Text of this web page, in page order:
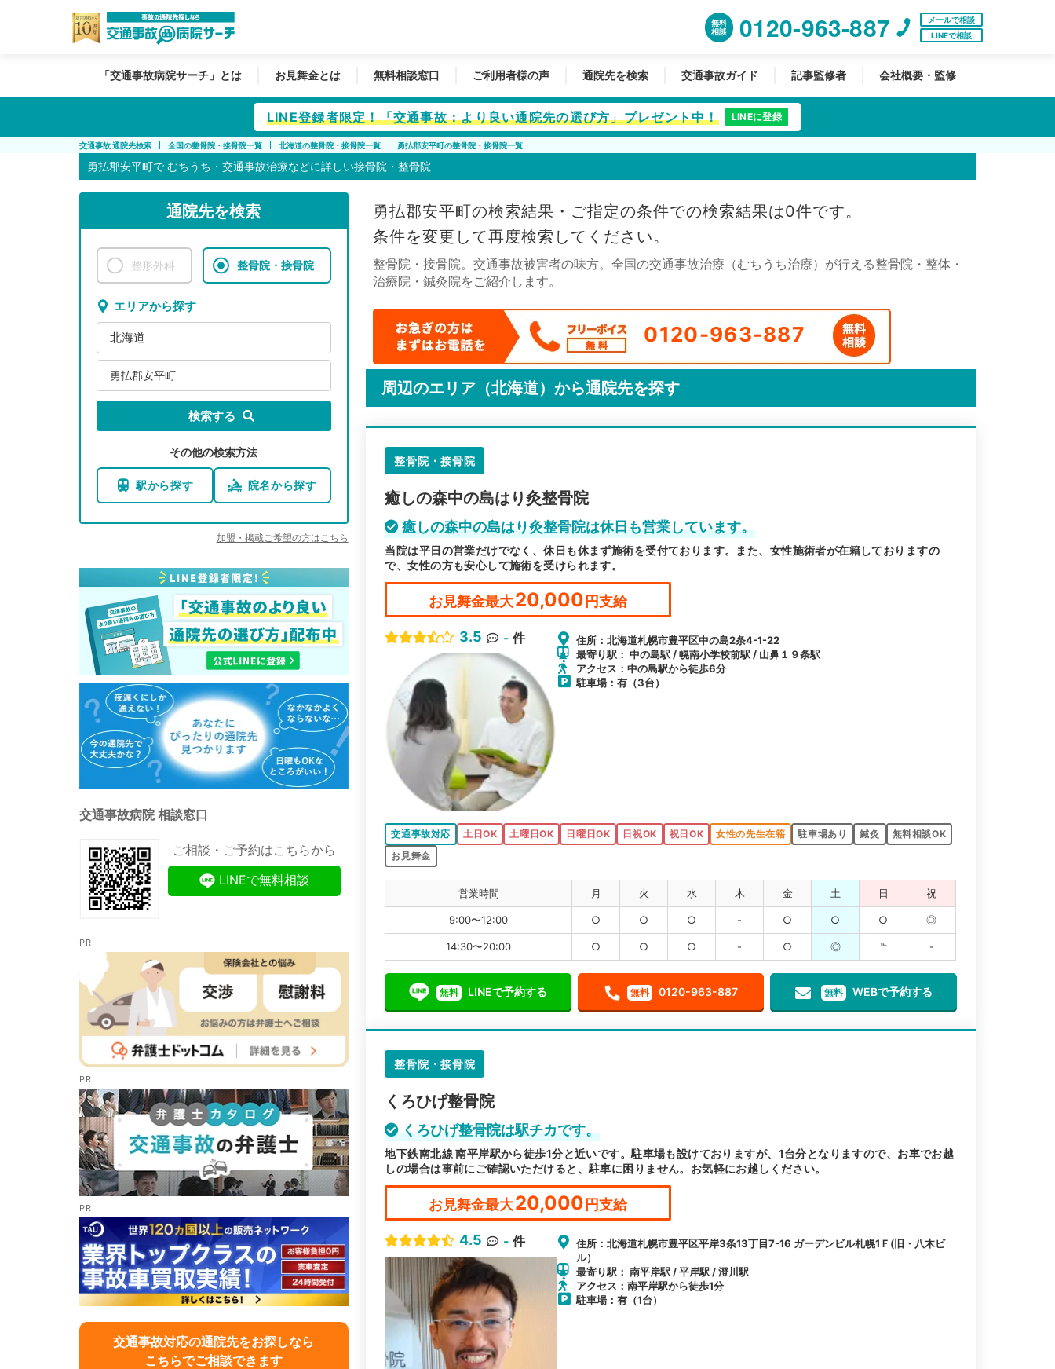
無料
相談
0120-963-887
メールで相談
LINEで相談
「交通事故病院サーチ」とは お見舞金とは 無料相談窓口 ご利用者様の声 通院先を検索 交通事故ガイド 記事監修者 会社概要・監修
LINE登録者限定！「交通事故：より良い通院先の選び方」プレゼント中！ LINEに登録
交通事故 通院先検索 全国の整骨院・接骨院一覧 北海道の整骨院・接骨院一覧 勇払郡安平町の整骨院・接骨院一覧
勇払郡安平町で むちうち・交通事故治療などに詳しい接骨院・整骨院
通院先を検索
整形外科 整骨院・接骨院
エリアから探す
北海道
勇払郡安平町
検索する
その他の検索方法
駅から探す 院名から探す
加盟・掲載ご希望の方はこちら
交通事故病院 相談窓口
ご相談・ご予約はこちらから
LINEで無料相談
交通事故対応の通院先をお探しなら
こちらでご相談できます
勇払郡安平町の検索結果・ご指定の条件での検索結果は0件です。
条件を変更して再度検索してください。
整骨院・接骨院。交通事故被害者の味方。全国の交通事故治療（むちうち治療）が行える整骨院・整体・
治療院・鍼灸院をご紹介します。
0120-963-887
周辺のエリア（北海道）から通院先を探す
整骨院・接骨院
癒しの森中の島はり灸整骨院
癒しの森中の島はり灸整骨院は休日も営業しています。
当院は平日の営業だけでなく、休日も休まず施術を受付ております。また、女性施術者が在籍しておりますの
で、女性の方も安心して施術を受けられます。
お見舞金最大20,000 円支給
3.5 - 件
住所：北海道札幌市豊平区中の島2条4-1-22
最寄り駅： 中の島駅 / 幌南小学校前駅 / 山鼻１９条駅
アクセス：中の島駅から徒歩6分
駐車場：有（3台）
交通事故対応 土日OK 土曜日OK 日曜日OK 日祝OK 祝日OK 女性の先生在籍 駐車場あり 鍼灸
無料相談OK
お見舞金
営業時間 月 火 水 木 金 土 日 祝
9:00〜12:00 ○ ○ ○ - ○ ○ ○ ◎
14:30〜20:00 ○ ○ ○ - ○ ◎ ℡ -
無料 LINEで予約する 無料 0120-963-887 無料 WEBで予約する
整骨院・接骨院
くろひげ整骨院
くろひげ整骨院は駅チカです。
地下鉄南北線 南平岸駅から徒歩1分と近いです。駐車場も設けておりますが、1台分となりますので、お車でお越
しの場合は事前にご確認いただけると、駐車に困りません。お気軽にお越しください。
お見舞金最大20,000 円支給
4.5 - 件
住所：北海道札幌市豊平区平岸3条13丁目7-16 ガーデンビル札幌1Ｆ(旧・八木ビ
ル）
最寄り駅： 南平岸駅 / 平岸駅 / 澄川駅
アクセス：南平岸駅から徒歩1分
駐車場：有（1台）